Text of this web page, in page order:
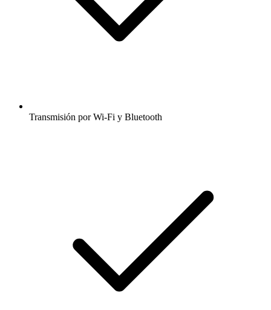
Transmisión por Wi-Fi y Bluetooth